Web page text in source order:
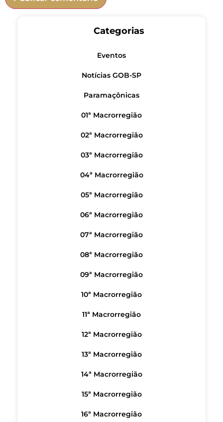
Categorias
Eventos
Notícias GOB-SP
Paramaçônicas
01ª Macrorregião
02ª Macrorregião
03ª Macrorregião
04ª Macrorregião
05ª Macrorregião
06ª Macrorregião
07ª Macrorregião
08ª Macrorregião
09ª Macrorregião
10ª Macrorregião
11ª Macrorregião
12ª Macrorregião
13ª Macrorregião
14ª Macrorregião
15ª Macrorregião
16ª Macrorregião